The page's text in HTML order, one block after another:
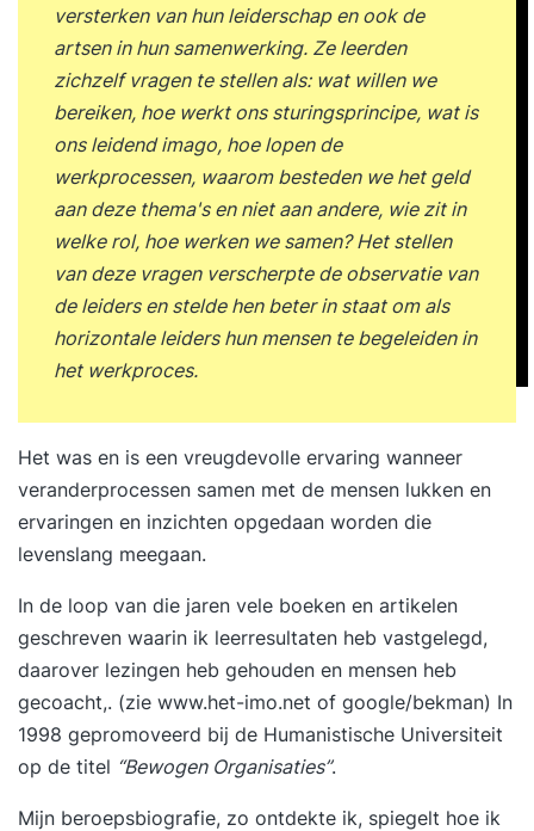
versterken van hun leiderschap en ook de
artsen in hun samenwerking. Ze leerden
zichzelf vragen te stellen als: wat willen we
bereiken, hoe werkt ons sturingsprincipe, wat is
ons leidend imago, hoe lopen de
werkprocessen, waarom besteden we het geld
aan deze thema's en niet aan andere, wie zit in
welke rol, hoe werken we samen? Het stellen
van deze vragen verscherpte de observatie van
de leiders en stelde hen beter in staat om als
horizontale leiders hun mensen te begeleiden in
het werkproces.
Het was en is een vreugdevolle ervaring wanneer
veranderprocessen samen met de mensen lukken en
ervaringen en inzichten opgedaan worden die
levenslang meegaan.
In de loop van die jaren vele boeken en artikelen
geschreven waarin ik leerresultaten heb vastgelegd,
daarover lezingen heb gehouden en mensen heb
gecoacht,. (zie www.het-imo.net of google/bekman) In
1998 gepromoveerd bij de Humanistische Universiteit
op de titel “Bewogen Organisaties”.
Mijn beroepsbiografie, zo ontdekte ik, spiegelt hoe ik